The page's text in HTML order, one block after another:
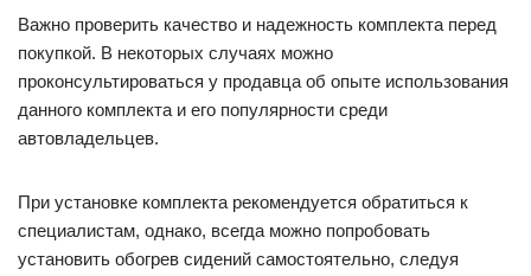
Важно проверить качество и надежность комплекта перед
покупкой. В некоторых случаях можно
проконсультироваться у продавца об опыте использования
данного комплекта и его популярности среди
автовладельцев.
При установке комплекта рекомендуется обратиться к
специалистам, однако, всегда можно попробовать
установить обогрев сидений самостоятельно, следуя